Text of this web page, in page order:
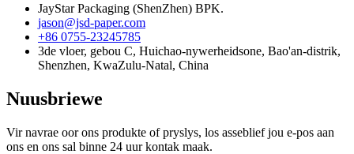
JayStar Packaging (ShenZhen) BPK.
jason@jsd-paper.com
+86 0755-23245785
3de vloer, gebou C, Huichao-nywerheidsone, Bao'an-distrik,
Shenzhen, KwaZulu-Natal, China
Nuusbriewe
Vir navrae oor ons produkte of pryslys, los asseblief jou e-pos aan
ons en ons sal binne 24 uur kontak maak.